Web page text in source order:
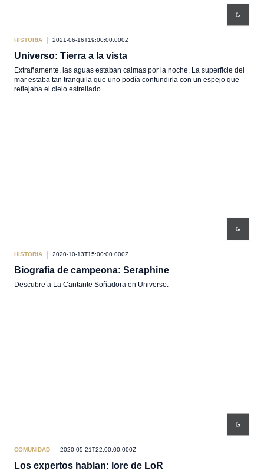
HISTORIA 2021-06-16T19:00:00.000Z
Universo: Tierra a la vista
Extrañamente, las aguas estaban calmas por la noche. La superficie del
mar estaba tan tranquila que uno podía confundirla con un espejo que
reflejaba el cielo estrellado.
HISTORIA 2020-10-13T15:00:00.000Z
Biografía de campeona: Seraphine
Descubre a La Cantante Soñadora en Universo.
COMUNIDAD 2020-05-21T22:00:00.000Z
Los expertos hablan: lore de LoR